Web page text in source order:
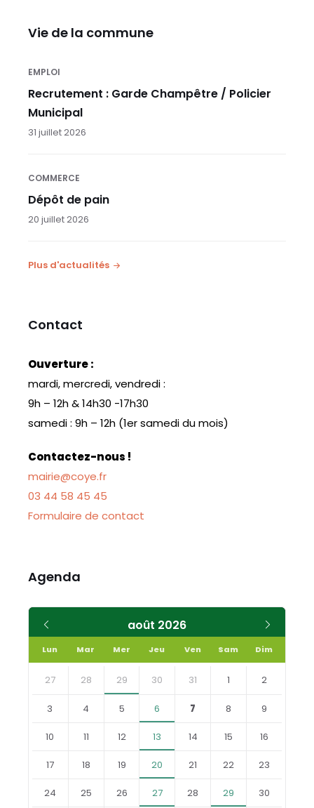
Vie de la commune
EMPLOI
Recrutement : Garde Champêtre / Policier
Municipal
31 juillet 2026
COMMERCE
Dépôt de pain
20 juillet 2026
Plus d'actualités
Contact
Ouverture :
mardi, mercredi, vendredi :
9h – 12h & 14h30 -17h30
samedi : 9h – 12h (1er samedi du mois)
Contactez-nous !
mairie@coye.fr
03 44 58 45 45
Formulaire de contact
Agenda
août 2026
précédent
Lun Mar Mer Jeu Ven Sam Dim
Skip
calendar
27 28 29 30 31 1 2
3 4 5 6 7 8 9
10 11 12 13 14 15 16
17 18 19 20 21 22 23
24 25 26 27 28 29 30